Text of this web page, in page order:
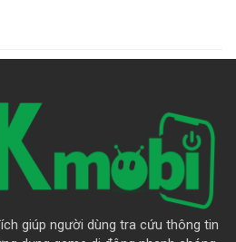
giúp người dùng tra cứu thông tin